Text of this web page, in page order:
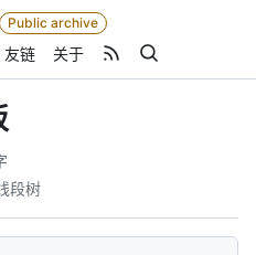
Public archive
友链 关于
段树